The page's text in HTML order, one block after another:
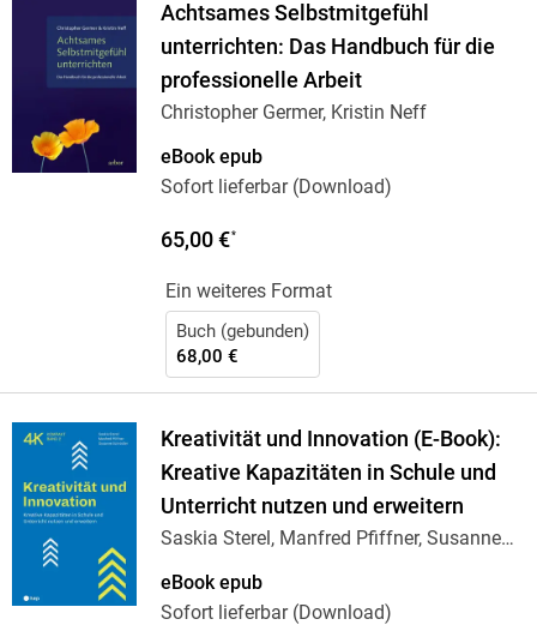
Achtsames Selbstmitgefühl
unterrichten: Das Handbuch für die
professionelle Arbeit
Christopher Germer, Kristin Neff
eBook epub
Sofort lieferbar (Download)
65,00 €*
Ein weiteres Format
Buch (gebunden)
68,00 €
Kreativität und Innovation (E-Book):
Kreative Kapazitäten in Schule und
Unterricht nutzen und erweitern
Saskia Sterel, Manfred Pfiffner, Susanne
eBook epub
Sofort lieferbar (Download)